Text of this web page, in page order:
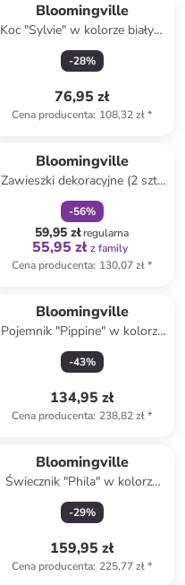
Bloomingville
Koc "Sylvie" w kolorze białym
ze wzorem - 160 x 130 cm
-28%
76,95 zł
Cena producenta: 108,32 zł*
Bloomingville
Zawieszki dekoracyjne (2 szt.)
"Peo" w kolorze czerwono-
szarym - dł. 12 cm
-56%
59,95 złregularna
55,95 zł z family
Cena producenta: 130,07 zł*
Bloomingville
Pojemnik "Pippine" w kolorze
kremowym - 16,5 x 19 x 9,5
cm
-43%
134,95 zł
Cena producenta: 238,82 zł*
Bloomingville
Świecznik "Phila" w kolorze
biało-niebieskim - wys. 17 x Ø
11 cm
-29%
159,95 zł
Cena producenta: 225,77 zł*